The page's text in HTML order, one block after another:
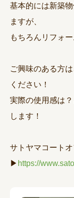
基本的には新築
ますが、
もちろんリフォ
ご興味のある方
ください！
実際の使用感は
します！
サトヤマコート
▶ https://